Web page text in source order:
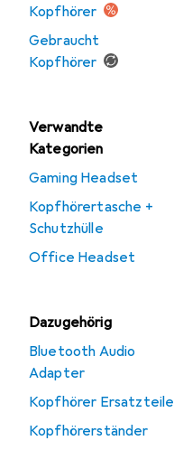
Kopfhörer
Gebraucht
Kopfhörer
Verwandte
Kategorien
Gaming Headset
Kopfhörertasche +
Schutzhülle
Office Headset
Dazugehörig
Bluetooth Audio
Adapter
Kopfhörer Ersatzteile
Kopfhörerständer